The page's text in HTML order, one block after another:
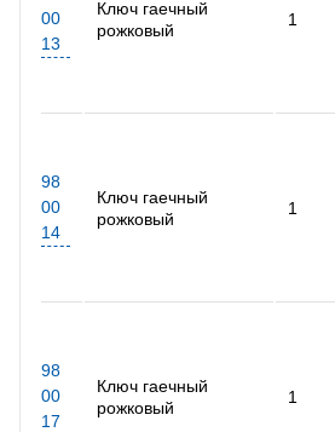
00
13
Ключ гаечный
рожковый
1
98
00
14
Ключ гаечный
рожковый
1
98
00
17
Ключ гаечный
рожковый
1